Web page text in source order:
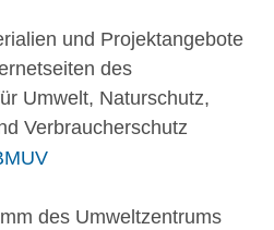
und Projektangebote
des
Umwelt, Naturschutz,
Verbraucherschutz
des Umweltzentrums